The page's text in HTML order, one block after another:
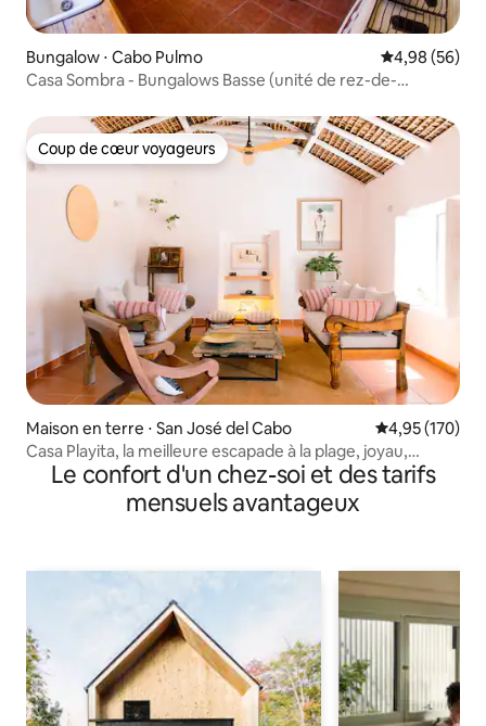
Bungalow ⋅ Cabo Pulmo Évaluation
4,98 (56)
Casa Sombra - Bungalows Basse (unité de rez-de-
Coup de cœur voyageurs
Coup de cœur voyageurs
Maison en terre ⋅ San José del Cabo Évaluation
4,95 (170)
Casa Playita, la meilleure escapade à la plage, joyau,
maison organique
Le confort d'un chez-soi et des tarifs
mensuels avantageux